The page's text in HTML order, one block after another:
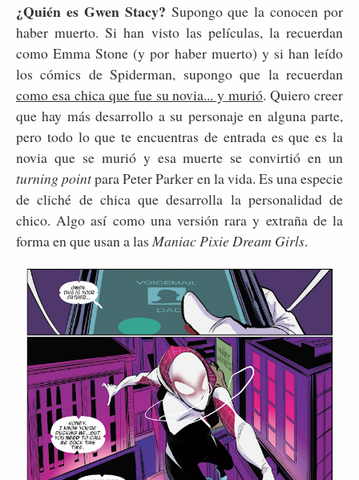
¿Quién es Gwen Stacy? Supongo que la conocen por
haber muerto. Si han visto las películas, la recuerdan
como Emma Stone (y por haber muerto) y si han leído
los cómics de Spiderman, supongo que la recuerdan
como esa chica que fue su novia... y murió. Quiero creer
que hay más desarrollo a su personaje en alguna parte,
pero todo lo que te encuentras de entrada es que es la
novia que se murió y esa muerte se convirtió en un
turning pointpara Peter Parker en la vida. Es una especie
de cliché de chica que desarrolla la personalidad de
chico. Algo así como una versión rara y extraña de la
forma en que usan a las Maniac Pixie Dream Girls.